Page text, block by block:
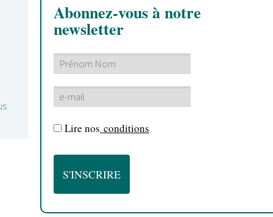
Abonnez-vous à notre
newsletter
Lire nos conditions